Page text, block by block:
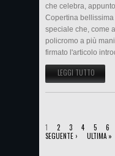
che celebra,
Copertina bellissima
speciale che, come
policromo a più
firmato l'articolo
LEGGI TUTTO
1 2 3 4 5 6
SEGUENTE ›
ULTIMA »